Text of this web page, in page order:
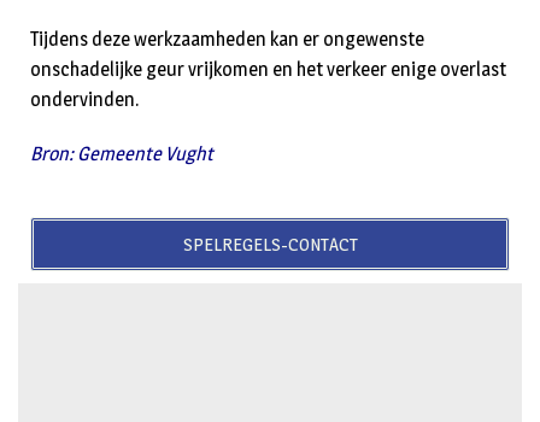
Tijdens deze werkzaamheden kan er ongewenste
onschadelijke geur vrijkomen en het verkeer enige overlast
ondervinden.
Bron: Gemeente Vught
SPELREGELS-CONTACT